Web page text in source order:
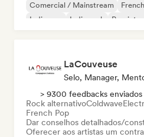
Comercial / Mainstream
Indie pop
Indie rock Pop
LaCouveuse
Selo, Manager,
> 9300 feedbacks enviados
Rock alternativoColdwave
French Pop
Dar conselhos detalhados/
Oferecer aos artistas um